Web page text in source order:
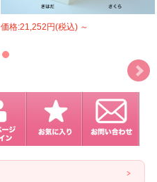
価格:21,252円(税込) ～